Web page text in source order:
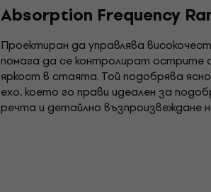
Absorption Frequency
Проектиран да управлява
помага да се контролират острите
яркост в стаята. Той подобрява
ехо, което го прави идеален за
речта и детайлно възпроизвеждане